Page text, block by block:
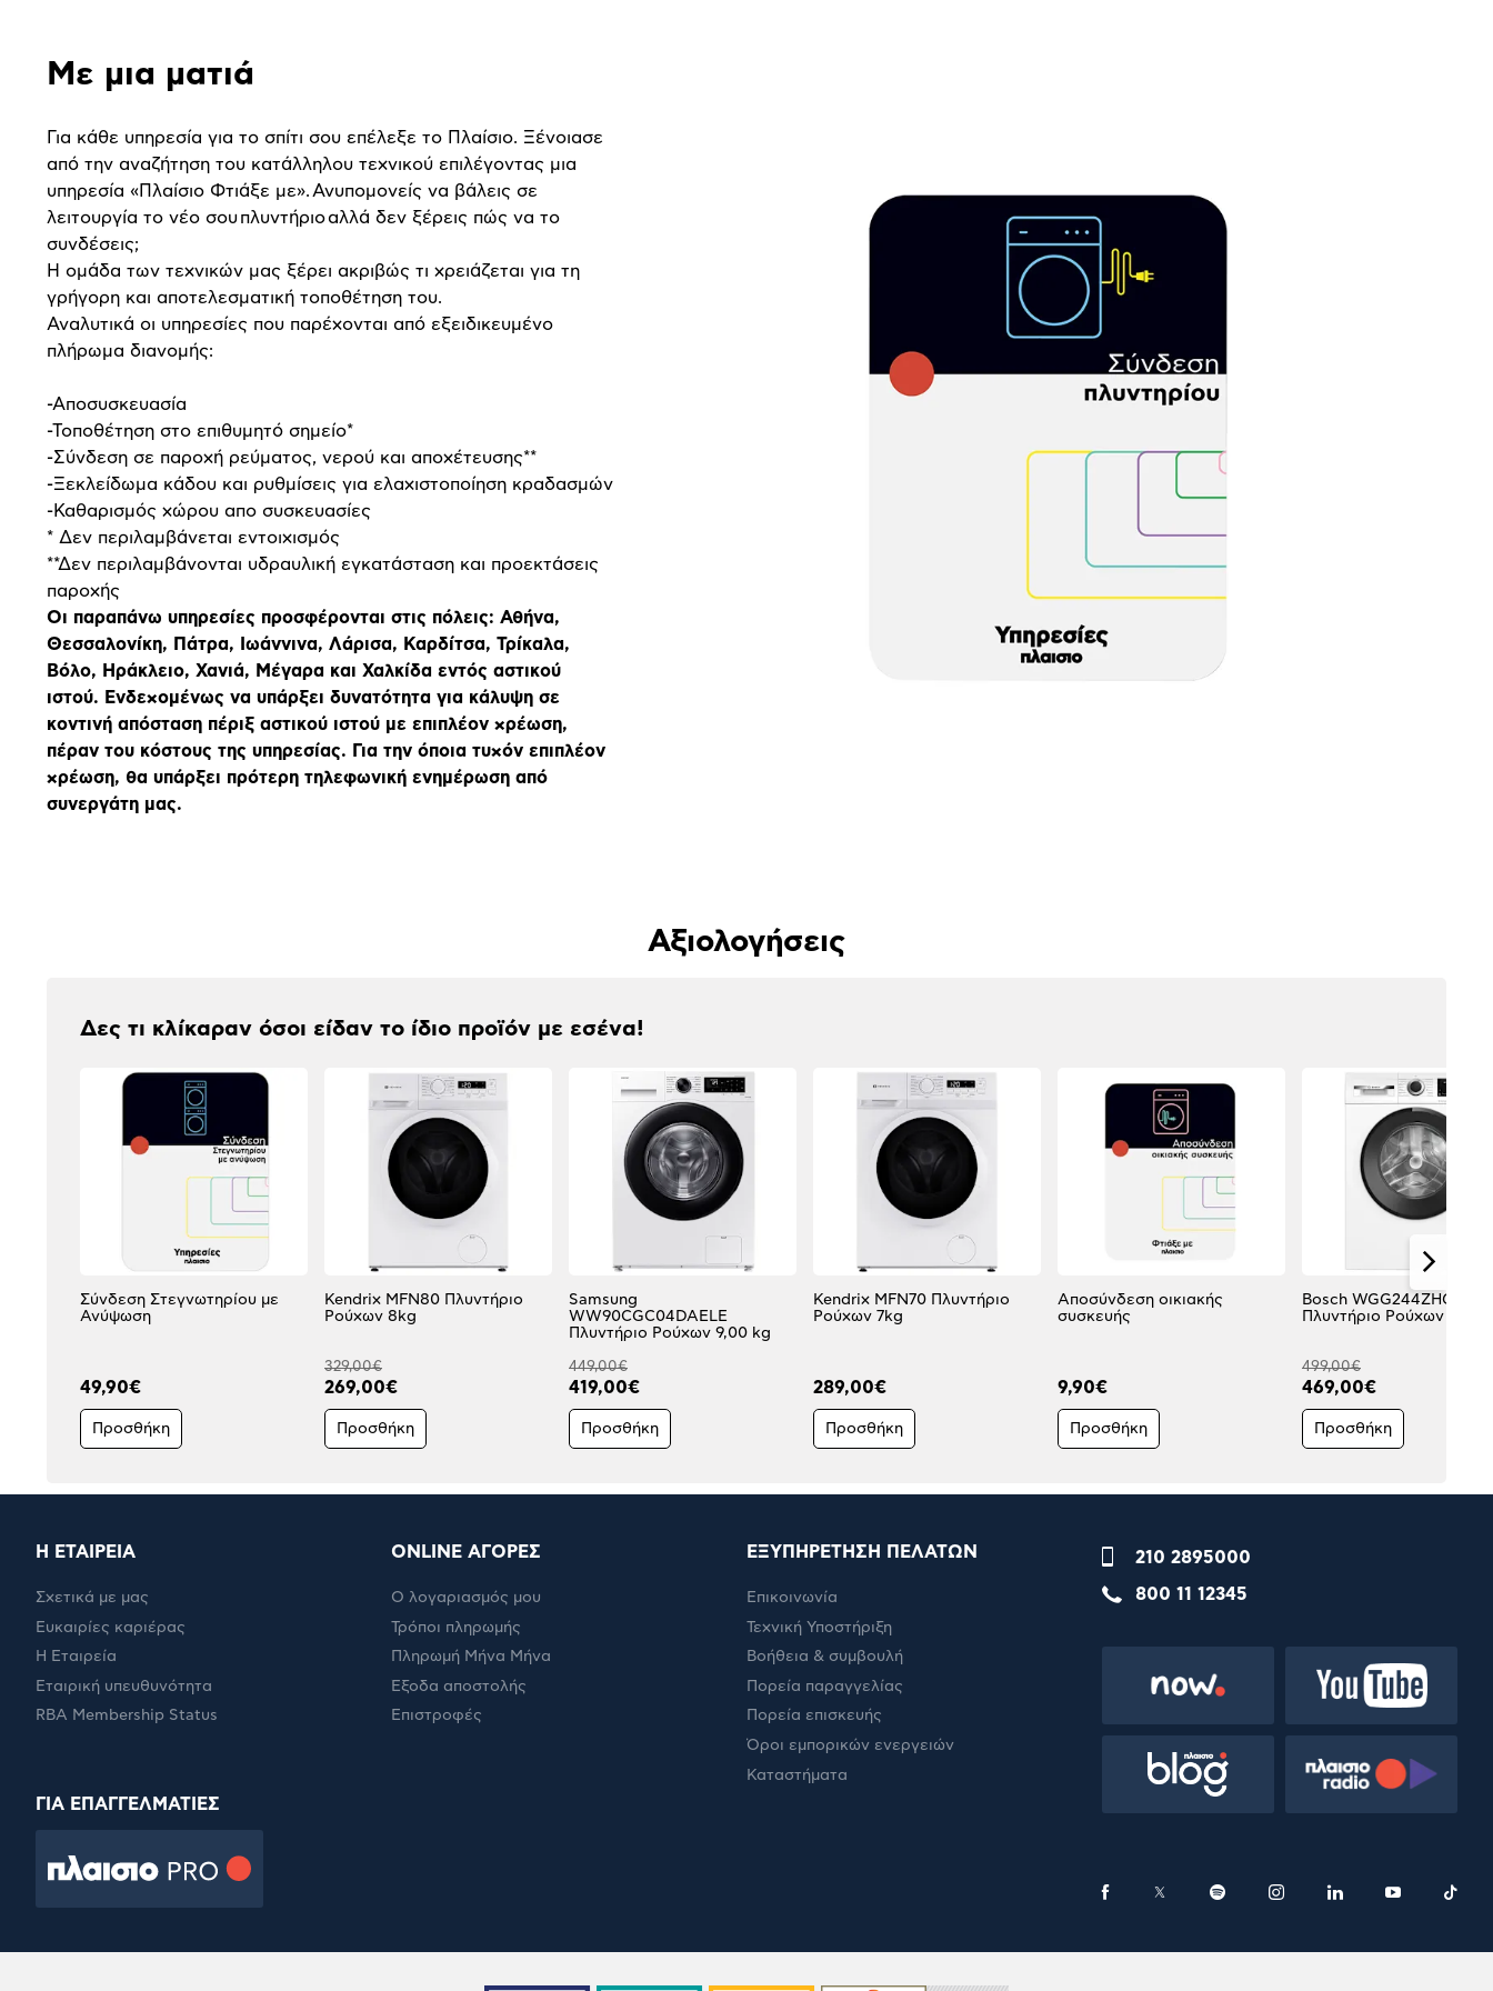
παρουσίαση
Με μια ματιά
Για κάθε υπηρεσία για το σπίτι σου επέλεξε το Πλαίσιο. Ξένοιασε
από την αναζήτηση του κατάλληλου τεχνικού επιλέγοντας μια
υπηρεσία «Πλαίσιο Φτιάξε με». Ανυπομονείς να βάλεις σε
λειτουργία το νέο σουπλυντήριοαλλά δεν ξέρεις πώς να το
συνδέσεις;
Η ομάδα των τεχνικών μας ξέρει ακριβώς τι χρειάζεται για τη
γρήγορη και αποτελεσματική τοποθέτηση του.
Αναλυτικά οι υπηρεσίες που παρέχονται από εξειδικευμένο
πλήρωμα διανομής:
-Αποσυσκευασία
-Τοποθέτηση στο επιθυμητό σημείο*
-Σύνδεση σε παροχή ρεύματος, νερού και αποχέτευσης**
-Ξεκλείδωμα κάδου και ρυθμίσεις για ελαχιστοποίηση κραδασμών
-Καθαρισμός χώρου απο συσκευασίες
* Δεν περιλαμβάνεται εντοιχισμός
**Δεν περιλαμβάνονται υδραυλική εγκατάσταση και προεκτάσεις
παροχής
Οι παραπάνω υπηρεσίες προσφέρονται στις πόλεις: Αθήνα,
Θεσσαλονίκη, Πάτρα, Ιωάννινα, Λάρισα, Καρδίτσα, Τρίκαλα,
Βόλο, Ηράκλειο, Χανιά, Μέγαρα και Χαλκίδα εντός αστικού
ιστού. Ενδεχομένως να υπάρξει δυνατότητα για κάλυψη σε
κοντινή απόσταση πέριξ αστικού ιστού με επιπλέον χρέωση,
πέραν του κόστους της υπηρεσίας. Για την όποια τυχόν επιπλέον
χρέωση, θα υπάρξει πρότερη τηλεφωνική ενημέρωση από
συνεργάτη μας.
Αξιολογήσεις
Δες τι κλίκαραν όσοι είδαν το ίδιο προϊόν με εσένα!
Σύνδεση Στεγνωτηρίου με
Ανύψωση
49,90€
Προσθήκη
Kendrix MFN80 Πλυντήριο
Ρούχων 8kg
329,00€
269,00€
Προσθήκη
Samsung
WW90CGC04DAELE
Πλυντήριο Ρούχων 9,00 kg
449,00€
419,00€
Προσθήκη
Kendrix MFN70 Πλυντήριο
Ρούχων 7kg
289,00€
Προσθήκη
Αποσύνδεση οικιακής
συσκευής
9,90€
Προσθήκη
Bosch WGG244ZHGR
Πλυντήριο Ρούχων 9,00
499,00€
469,00€
Προσθήκη
Η ΕΤΑΙΡΕΙΑ
Σχετικά με μας
Ευκαιρίες καριέρας
Η Εταιρεία
Εταιρική υπευθυνότητα
RBA Membership Status
ONLINE ΑΓΟΡΕΣ
Ο λογαριασμός μου
Τρόποι πληρωμής
Πληρωμή Μήνα Μήνα
Έξοδα αποστολής
Επιστροφές
ΕΞΥΠΗΡΕΤΗΣΗ ΠΕΛΑΤΩΝ
Επικοινωνία
Τεχνική Υποστήριξη
Βοήθεια & συμβουλή
Πορεία παραγγελίας
Πορεία επισκευής
Όροι εμπορικών ενεργειών
Καταστήματα
210 2895000
800 11 12345
ΓΙΑ ΕΠΑΓΓΕΛΜΑΤΙΕΣ